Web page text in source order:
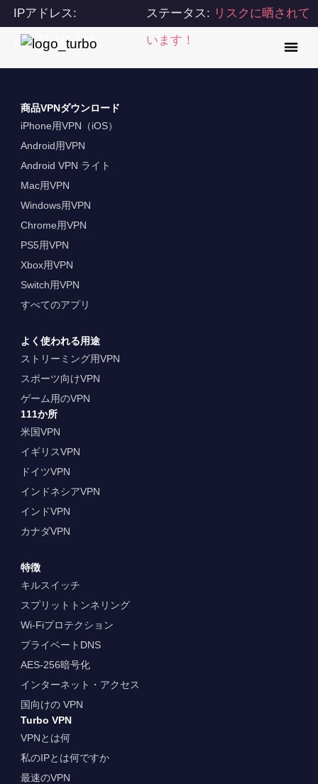
IPアドレス:
216.73.216.143
ステータス: リスクに晒されて
います！
商品VPNダウンロード
iPhone用VPN（iOS）
Android用VPN
Android VPN ライト
Mac用VPN
Windows用VPN
Chrome用VPN
PS5用VPN
Xbox用VPN
Switch用VPN
すべてのアプリ
よく使われる用途
ストリーミング用VPN
スポーツ向けVPN
ゲーム用のVPN
111か所
米国VPN
イギリスVPN
ドイツVPN
インドネシアVPN
インドVPN
カナダVPN
特徴
キルスイッチ
スプリットトンネリング
Wi-Fiプロテクション
プライベートDNS
AES-256暗号化
インターネット・アクセス
国向けの VPN
Turbo VPN
VPNとは何
私のIPとは何ですか
最速のVPN